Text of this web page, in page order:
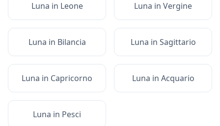
Luna in Leone Luna in Vergine
Luna in Bilancia Luna in Sagittario
Luna in Capricorno Luna in Acquario
Luna in Pesci